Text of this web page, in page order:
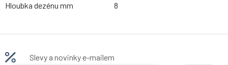
Hloubka dezénu mm
8
Slevy a novinky e-mailem